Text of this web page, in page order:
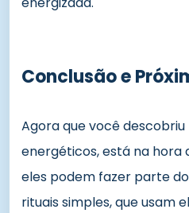
Conclusão e
Agora que você
energéticos, está na hora
eles podem fazer parte do
rituais simples, que usam